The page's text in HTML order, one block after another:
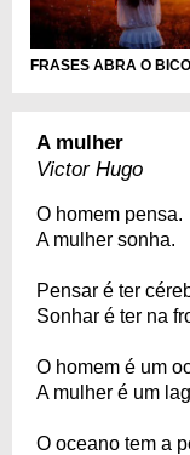
FRASES ABRA O BICO
A mulher
Victor Hugo
O homem pensa.
A mulher sonha.
Pensar é ter
Sonhar é ter na
O homem é um
A mulher é um
O oceano tem a